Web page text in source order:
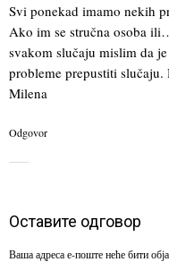
Svi ponekad imamo nekih
Ako im se stručna osoba
svakom slučaju mislim da
probleme prepustiti
Milena
Odgovor
Оставите одговор
Ваша адреса е-поште неће бити